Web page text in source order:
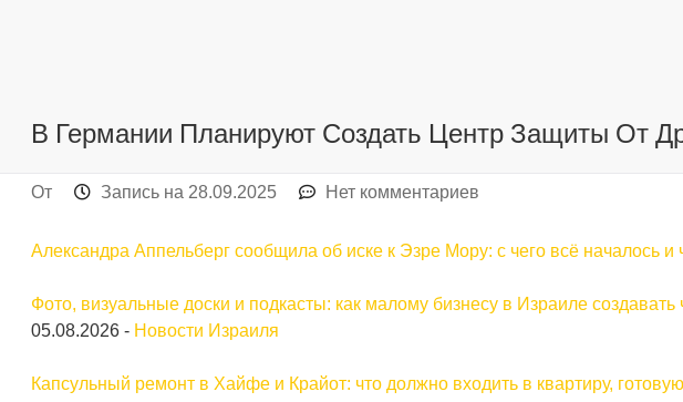
В Германии Планируют Создать Центр Защиты От
От Запись на 28.09.2025 Нет комментариев
Александра Аппельберг сообщила об иске к Эзре Мору: с чего всё началось и
Фото, визуальные доски и подкасты: как малому бизнесу в Израиле создавать
05.08.2026 - Новости Израиля
Капсульный ремонт в Хайфе и Крайот: что должно входить в квартиру,